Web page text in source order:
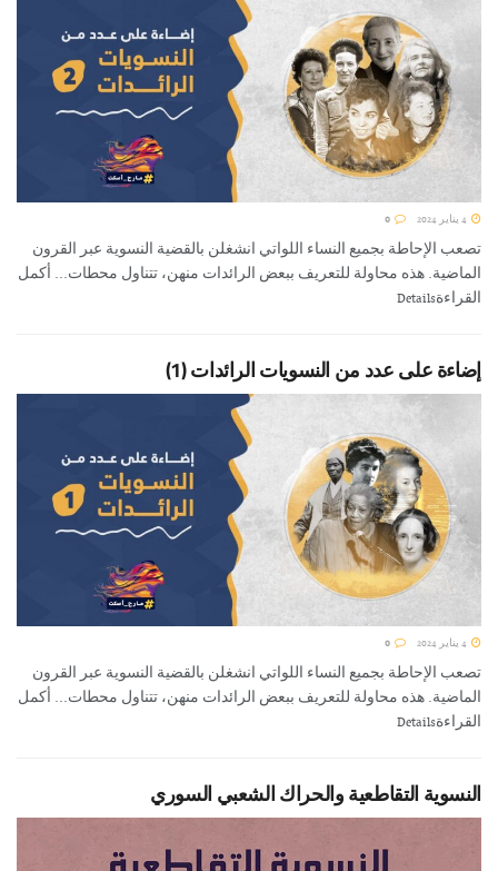
تصعب الإحاطة بجميع النساء اللواتي انشغلن بالقضية النسوية عبر القرون
الماضية. هذه محاولة للتعريف ببعض الرائدات منهن، تتناول محطات... أكمل
القراءةDetails
إضاءة على عدد من النسويات الرائدات (1)
تصعب الإحاطة بجميع النساء اللواتي انشغلن بالقضية النسوية عبر القرون
الماضية. هذه محاولة للتعريف ببعض الرائدات منهن، تتناول محطات... أكمل
القراءةDetails
النسوية التقاطعية والحراك الشعبي السوري